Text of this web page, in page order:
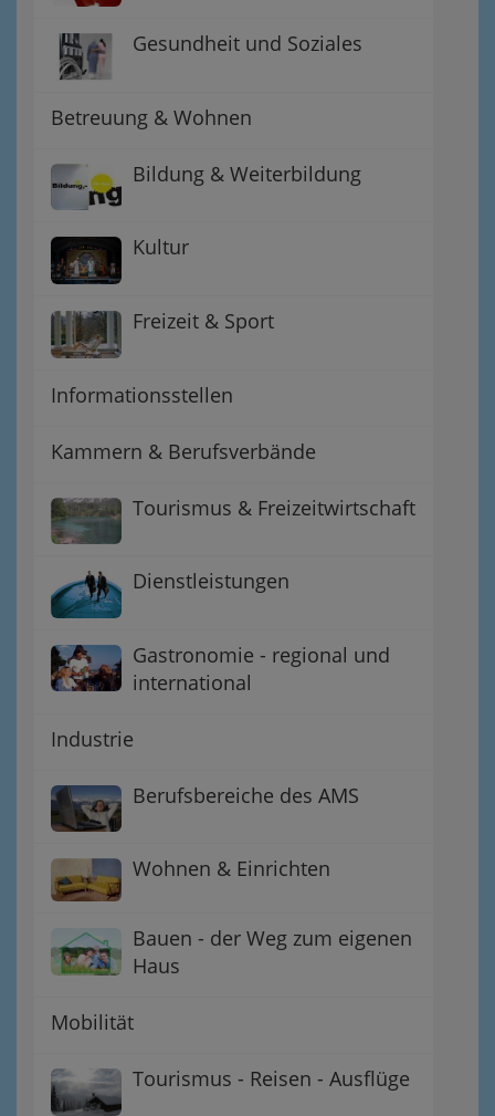
Gesundheit und Soziales
Betreuung & Wohnen
Bildung & Weiterbildung
Kultur
Freizeit & Sport
Informationsstellen
Kammern & Berufsverbände
Tourismus & Freizeitwirtschaft
Dienstleistungen
Gastronomie - regional und
international
Industrie
Berufsbereiche des AMS
Wohnen & Einrichten
Bauen - der Weg zum eigenen
Haus
Mobilität
Tourismus - Reisen - Ausflüge